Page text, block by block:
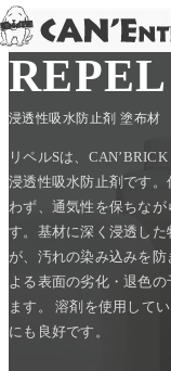
Skip to content
TOP / PRODUCT /
浸透性吸水防止剤 塗布材
リペルSは、
浸透性吸水防止剤です
わず、通気性を保ちなが
す。基材に深く浸透した
が、汚れの染み込みを
よる表面の劣化・退色
ます。 溶剤を使用して
にも良好です。